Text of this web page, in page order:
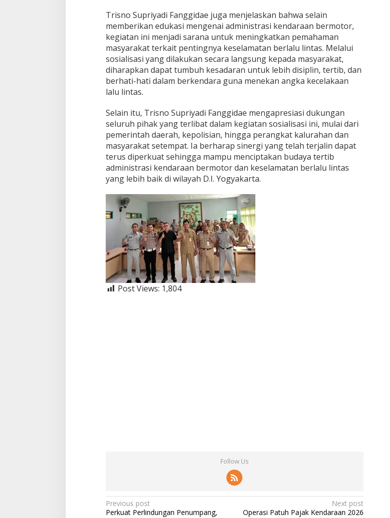
Trisno Supriyadi Fanggidae juga menjelaskan bahwa selain
memberikan edukasi mengenai administrasi kendaraan bermotor,
kegiatan ini menjadi sarana untuk meningkatkan pemahaman
masyarakat terkait pentingnya keselamatan berlalu lintas. Melalui
sosialisasi yang dilakukan secara langsung kepada masyarakat,
diharapkan dapat tumbuh kesadaran untuk lebih disiplin, tertib, dan
berhati-hati dalam berkendara guna menekan angka kecelakaan
lalu lintas.
Selain itu, Trisno Supriyadi Fanggidae mengapresiasi dukungan
seluruh pihak yang terlibat dalam kegiatan sosialisasi ini, mulai dari
pemerintah daerah, kepolisian, hingga perangkat kalurahan dan
masyarakat setempat. Ia berharap sinergi yang telah terjalin dapat
terus diperkuat sehingga mampu menciptakan budaya tertib
administrasi kendaraan bermotor dan keselamatan berlalu lintas
yang lebih baik di wilayah D.I. Yogyakarta.
Post Views: 1,804
Follow Us
Post
Previous post
Perkuat Perlindungan Penumpang,
Next post
Operasi Patuh Pajak Kendaraan 2026